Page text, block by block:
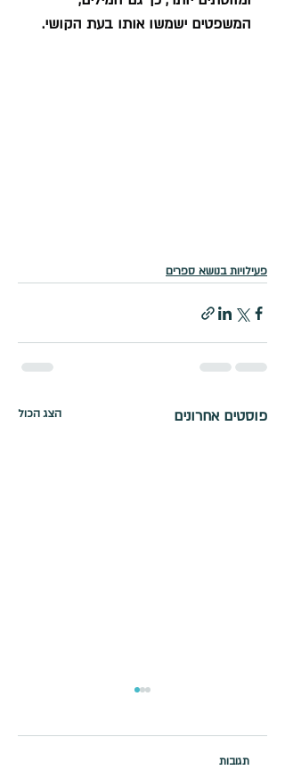
המשפטים ישמשו אותו בעת הקושי.
פעילויות בנושא ספרים
פוסטים אחרונים הצג הכול
תגובות